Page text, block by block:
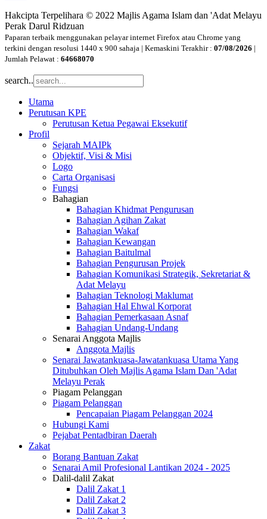
Hakcipta Terpelihara © 2022 Majlis Agama Islam dan 'Adat Melayu
Perak Darul Ridzuan
Paparan terbaik menggunakan pelayar internet Firefox atau Chrome yang
terkini dengan resolusi 1440 x 900 sahaja | Kemaskini Terakhir : 07/08/2026 |
Jumlah Pelawat : 64668070
search..
Utama
Perutusan KPE
Perutusan Ketua Pegawai Eksekutif
Profil
Sejarah MAIPk
Objektif, Visi & Misi
Logo
Carta Organisasi
Fungsi
Bahagian
Bahagian Khidmat Pengurusan
Bahagian Agihan Zakat
Bahagian Wakaf
Bahagian Kewangan
Bahagian Baitulmal
Bahagian Pengurusan Projek
Bahagian Komunikasi Strategik, Sekretariat &
Adat Melayu
Bahagian Teknologi Maklumat
Bahagian Hal Ehwal Korporat
Bahagian Pemerkasaan Asnaf
Bahagian Undang-Undang
Senarai Anggota Majlis
Anggota Majlis
Senarai Jawatankuasa-Jawatankuasa Utama Yang
Ditubuhkan Oleh Majlis Agama Islam Dan 'Adat
Melayu Perak
Piagam Pelanggan
Piagam Pelanggan
Pencapaian Piagam Pelanggan 2024
Hubungi Kami
Pejabat Pentadbiran Daerah
Zakat
Borang Bantuan Zakat
Senarai Amil Profesional Lantikan 2024 - 2025
Dalil-dalil Zakat
Dalil Zakat 1
Dalil Zakat 2
Dalil Zakat 3